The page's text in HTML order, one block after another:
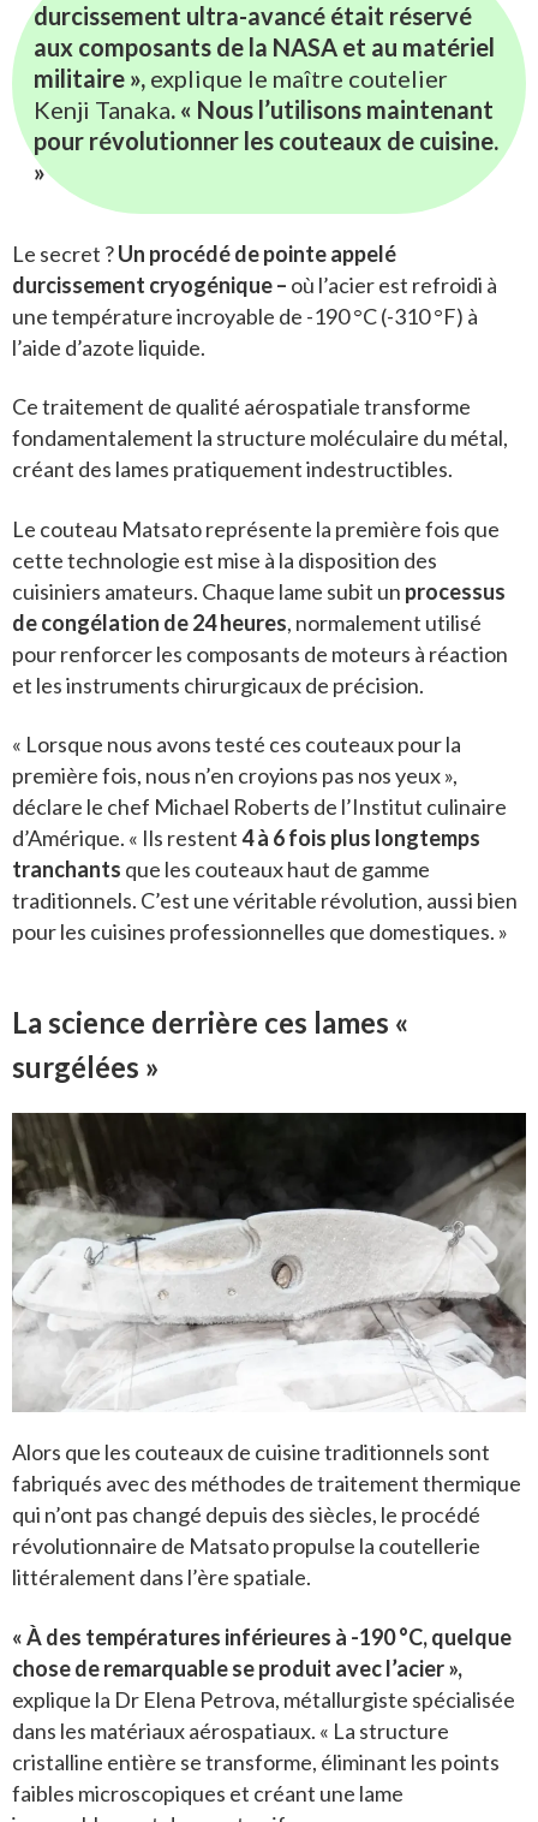
durcissement ultra-avancé était réservé
aux composants de la NASA et au matériel
militaire », explique le maître coutelier
Kenji Tanaka. « Nous l’utilisons maintenant
pour révolutionner les couteaux de cuisine.
»
Le secret ?Un procédé de pointe appelé
durcissement cryogénique – où l’acier est refroidi à
une température incroyable de -190 °C (-310 °F) à
l’aide d’azote liquide.
Ce traitement de qualité aérospatiale transforme
fondamentalement la structure moléculaire du métal,
créant des lames pratiquement indestructibles.
Le couteau Matsato représente la première fois que
cette technologie est mise à la disposition des
cuisiniers amateurs. Chaque lame subit un processus
de congélation de 24 heures, normalement utilisé
pour renforcer les composants de moteurs à réaction
et les instruments chirurgicaux de précision.
« Lorsque nous avons testé ces couteaux pour la
première fois, nous n’en croyions pas nos yeux »,
déclare le chef Michael Roberts de l’Institut culinaire
d’Amérique. « Ils restent4 à 6 fois plus longtemps
tranchants que les couteaux haut de gamme
traditionnels. C’est une véritable révolution, aussi bien
pour les cuisines professionnelles que domestiques. »
La science derrière ces lames «
surgélées »
Alors que les couteaux de cuisine traditionnels sont
fabriqués avec des méthodes de traitement thermique
qui n’ont pas changé depuis des siècles, le procédé
révolutionnaire de Matsato propulse la coutellerie
littéralement dans l’ère spatiale.
« À des températures inférieures à -190 °C, quelque
chose de remarquable se produit avec l’acier »,
explique la Dr Elena Petrova, métallurgiste spécialisée
dans les matériaux aérospatiaux. « La structure
cristalline entière se transforme, éliminant les points
faibles microscopiques et créant une lame